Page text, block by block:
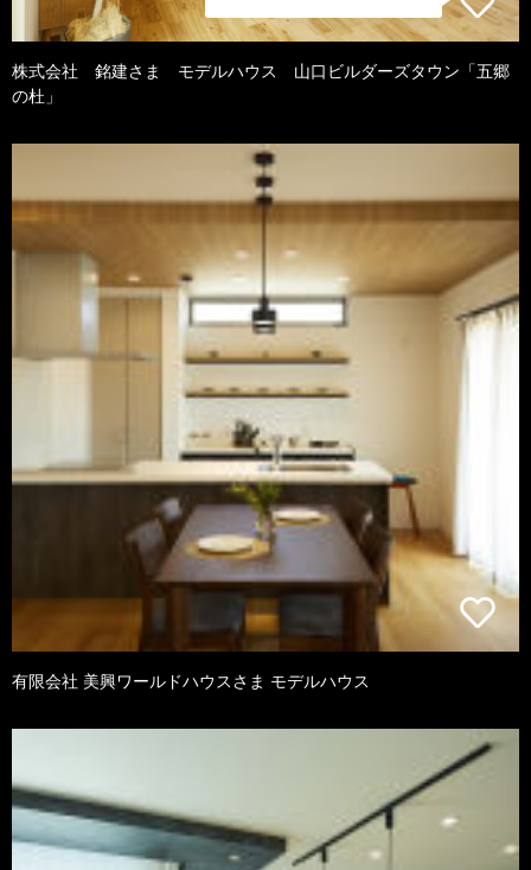
株式会社 銘建さま モデルハウス 山口ビルダーズタウン「五郷
の杜」
有限会社 美興ワールドハウスさま モデルハウス